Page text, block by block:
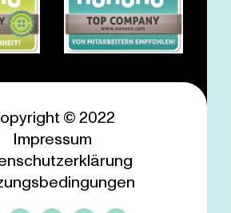
© 2022
Impressum